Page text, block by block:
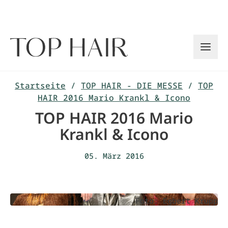
Startseite / TOP HAIR - DIE MESSE / TOP
HAIR 2016 Mario Krankl & Icono
TOP HAIR 2016 Mario
Krankl & Icono
05. März 2016
Foto: Egbert Krupp